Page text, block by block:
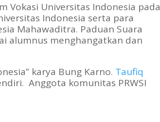
Vokasi Universitas Indonesia pada
Indonesia serta para
Mahawaditra. Paduan Suara
alumnus menghangatkan dan
karya Bung Karno. Taufiq
Anggota komunitas PRWSI